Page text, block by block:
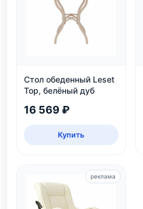
Стол обеденный Leset
Тор, белёный дуб
16 569 ₽
Купить
реклама